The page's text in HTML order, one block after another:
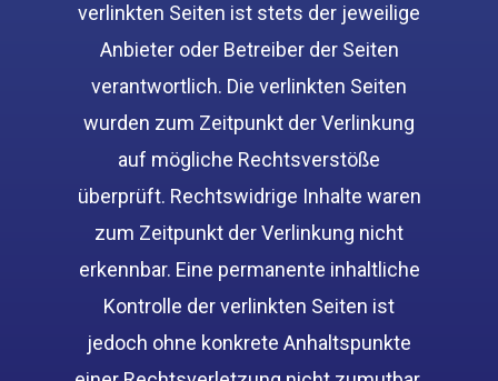
verlinkten Seiten ist stets der jeweilige
Anbieter oder Betreiber der Seiten
verantwortlich. Die verlinkten Seiten
wurden zum Zeitpunkt der Verlinkung
auf mögliche Rechtsverstöße
überprüft. Rechtswidrige Inhalte waren
zum Zeitpunkt der Verlinkung nicht
erkennbar. Eine permanente inhaltliche
Kontrolle der verlinkten Seiten ist
jedoch ohne konkrete Anhaltspunkte